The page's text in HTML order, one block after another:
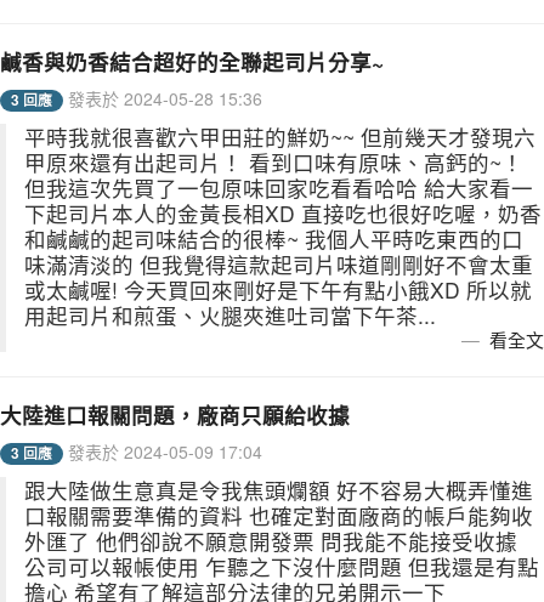
鹹香與奶香結合超好的全聯起司片分享~
3 回應 發表於 2024-05-28 15:36
平時我就很喜歡六甲田莊的鮮奶~~ 但前幾天才發現六
甲原來還有出起司片！ 看到口味有原味、高鈣的~！
但我這次先買了一包原味回家吃看看哈哈 給大家看一
下起司片本人的金黃長相XD 直接吃也很好吃喔，奶香
和鹹鹹的起司味結合的很棒~ 我個人平時吃東西的口
味滿清淡的 但我覺得這款起司片味道剛剛好不會太重
或太鹹喔! 今天買回來剛好是下午有點小餓XD 所以就
用起司片和煎蛋、火腿夾進吐司當下午茶...
看全文
大陸進口報關問題，廠商只願給收據
3 回應 發表於 2024-05-09 17:04
跟大陸做生意真是令我焦頭爛額 好不容易大概弄懂進
口報關需要準備的資料 也確定對面廠商的帳戶能夠收
外匯了 他們卻說不願意開發票 問我能不能接受收據
公司可以報帳使用 乍聽之下沒什麼問題 但我還是有點
擔心 希望有了解這部分法律的兄弟開示一下